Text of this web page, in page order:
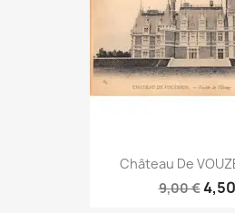
Château De
9,00 €